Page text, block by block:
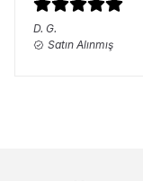
D. G.
Satın Alınmış